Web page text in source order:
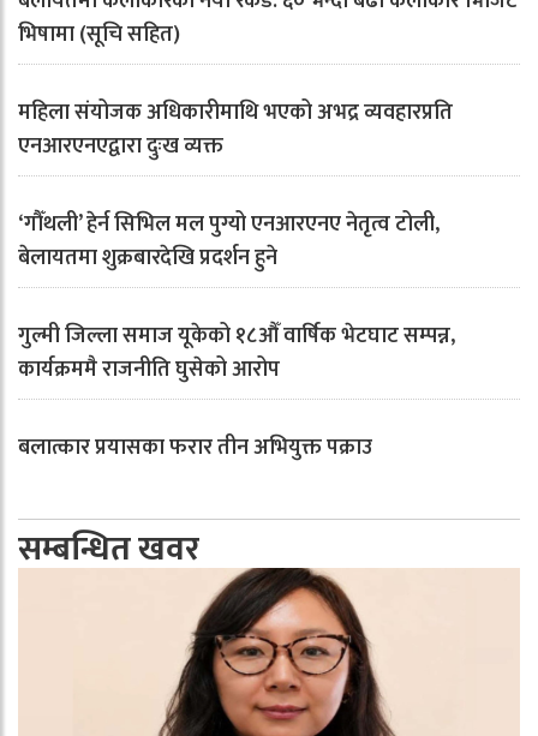
भिषामा (सूचि सहित)
महिला संयोजक अधिकारीमाथि भएको अभद्र व्यवहारप्रति
एनआरएनएद्वारा दुःख व्यक्त
‘गौँथली’ हेर्न सिभिल मल पुग्यो एनआरएनए नेतृत्व टोली,
बेलायतमा शुक्रबारदेखि प्रदर्शन हुने
गुल्मी जिल्ला समाज यूकेको १८औँ वार्षिक भेटघाट सम्पन्न,
कार्यक्रममै राजनीति घुसेको आरोप
बलात्कार प्रयासका फरार तीन अभियुक्त पक्राउ
सम्बन्धित खवर